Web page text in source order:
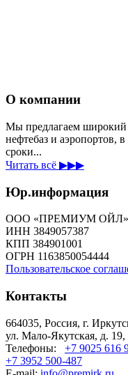
О компании
Мы предлагаем широкий
нефтебаз и аэропортов,
сроки...
Читать всё ▶▶▶
Юр.информация
ООО «ПРЕМИУМ ОЙЛ»
ИНН 3849057387
КПП 384901001
ОГРН 1163850054444
Пользовательское
Контакты
664035, Россия, г.
ул. Мало-Якутская, д. 19,
Телефоны: +7 9025 616
+7 3952 500-487